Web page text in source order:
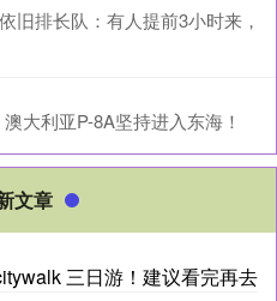
旧排长队：有人提前3小时来，
大利亚P-8A坚持进入东海！
文章
三日游！建议看完再去